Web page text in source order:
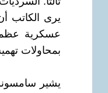
يرى الكاتب
عسكرية
بمحاولات
يشير